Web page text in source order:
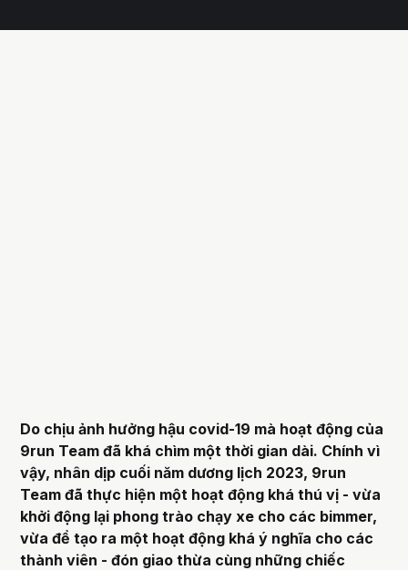
Do chịu ảnh hưởng hậu covid-19 mà hoạt động của
9run Team đã khá chìm một thời gian dài. Chính vì
vậy, nhân dịp cuối năm dương lịch 2023, 9run
Team đã thực hiện một hoạt động khá thú vị - vừa
khởi động lại phong trào chạy xe cho các bimmer,
vừa để tạo ra một hoạt động khá ý nghĩa cho các
thành viên - đón giao thừa cùng những chiếc